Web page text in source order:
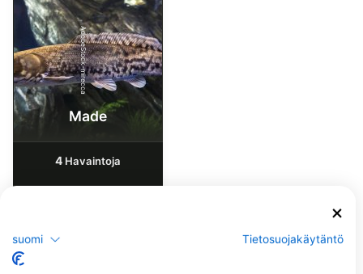
AdobeStock-mirecca
Made
4 Havaintoja
J F M A
suomi Tietosuojakäytäntö